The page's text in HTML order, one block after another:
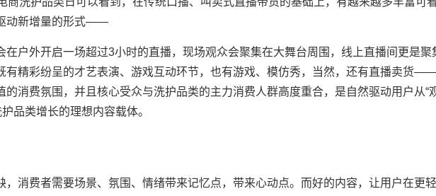
动新增量的形式——
外开启一场超过3小时的直播，现场观众会聚集在大舞台周围，线上直播间更是聚
有精彩纷呈的才艺表演、游戏互动环节，也有游戏、模仿秀，当然，还有直播卖货
的消费氛围，并且核心受众与洗护品类的主力消费人群高度重合，是自然驱动用户从“
品类增长的理想内容载体。
费者需要场景、氛围、情绪带来记忆点，带来心动点。而好的内容，让用户在更